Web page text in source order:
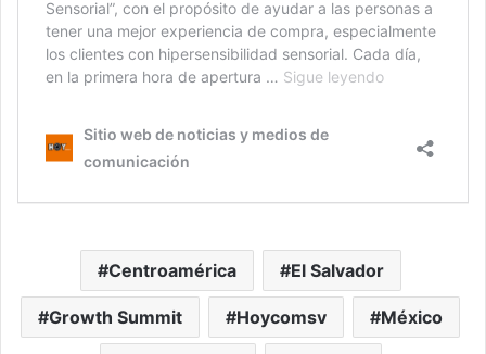
Centroamérica El Salvador
Growth Summit Hoycomsv México